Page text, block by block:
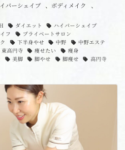
パーシェイプ 、 ボディメイク
、
ダイエット
ハイパーシェイプ
フ
プライベートサロン
下半身やせ 中野
中野エステ
東高円寺 痩せたい
痩身
美脚 脚やせ 脚痩せ 高円寺